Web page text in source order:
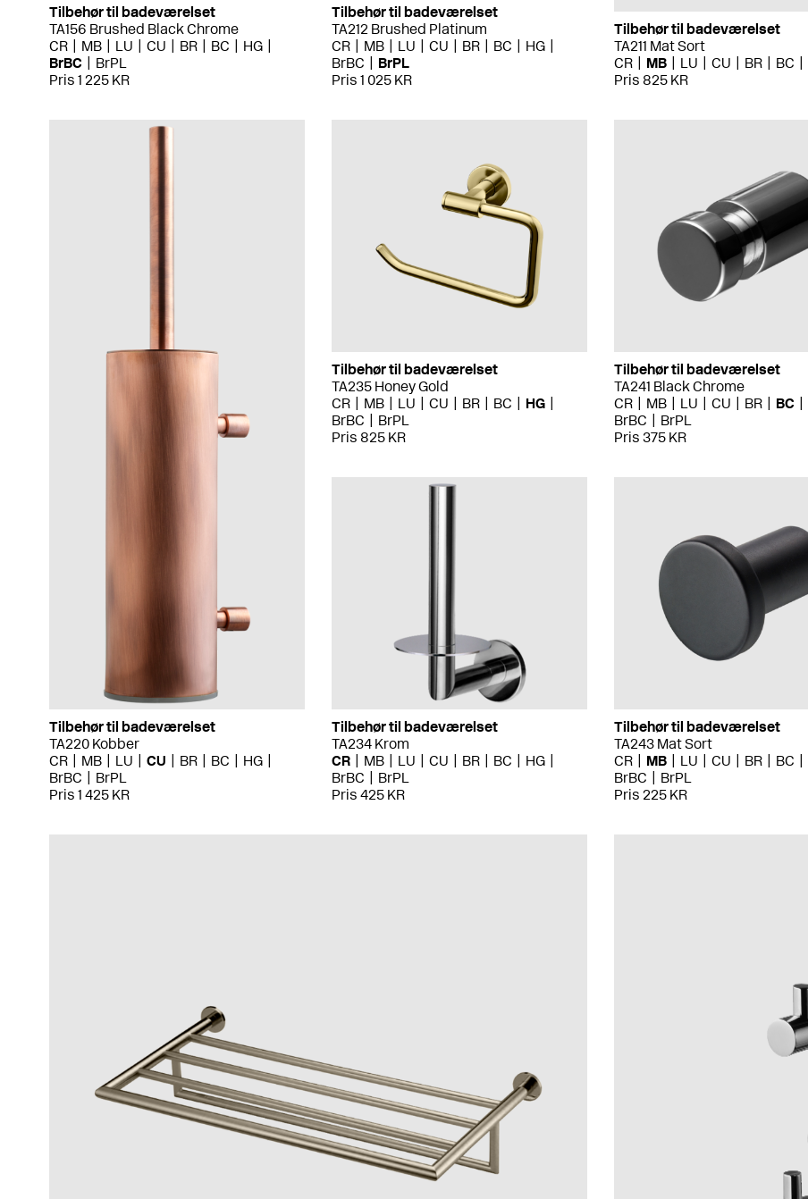
Tilbehør til badeværelset
TA211 Mat Sort
CR
MB LU CU BR BC
Pris 825 KR
Tilbehør til badeværelset
TA156 Brushed Black Chrome
CR
MB LU CU BR BC
HG
BrBC
BrPL
Pris 1 225 KR
Tilbehør til badeværelset
TA212 Brushed Platinum
CR
MB LU CU BR BC
HG
BrBC
BrPL
Pris 1 025 KR
Tilbehør til badeværelset
TA220 Kobber
CR
MB LU CU BR BC
HG
BrBC
BrPL
Pris 1 425 KR
Tilbehør til badeværelset
TA235 Honey Gold
CR
MB LU CU BR BC
HG
BrBC
BrPL
Pris 825 KR
Tilbehør til badeværelset
TA241 Black Chrome
CR
MB LU CU BR BC
BrBC
BrPL
Pris 375 KR
Tilbehør til badeværelset
TA234 Krom
CR
MB LU CU BR BC
HG
BrBC
BrPL
Pris 425 KR
Tilbehør til badeværelset
TA243 Mat Sort
CR
MB LU CU BR BC
BrBC
BrPL
Pris 225 KR